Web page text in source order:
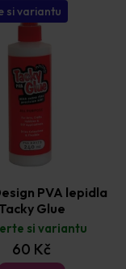
si variantu
PVA lepidla
Glue
si variantu
60 Kč